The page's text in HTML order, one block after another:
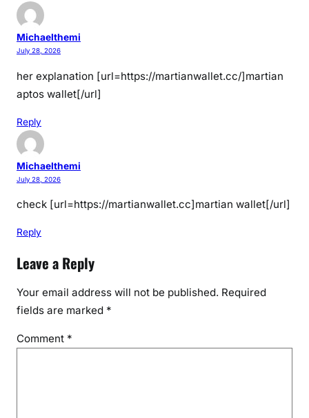
Michaelthemi
July 28, 2026
her explanation [url=https://martianwallet.cc/]martian
aptos wallet[/url]
Reply
Michaelthemi
July 28, 2026
check [url=https://martianwallet.cc]martian wallet[/url]
Reply
Leave a Reply
Your email address will not be published. Required
fields are marked *
Comment *